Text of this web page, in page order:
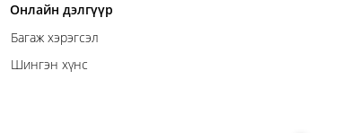
Онлайн дэлгүүр
Багаж хэрэгсэл
Шингэн хүнс